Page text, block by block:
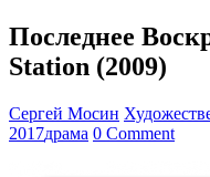
Последнее
Station (2009)
Сергей Мосин
2017драма 0 Comment